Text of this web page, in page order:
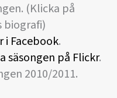
(Klicka på
biografi)
Facebook.
säsongen på Flickr.
2010/2011.